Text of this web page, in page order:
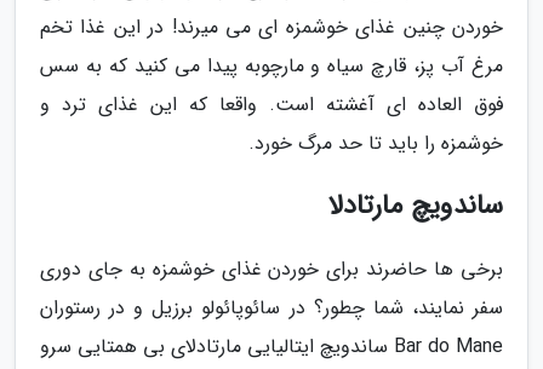
خوردن چنین غذای خوشمزه ای می میرند! در این غذا تخم
مرغ آب پز، قارچ سیاه و مارچوبه پیدا می کنید که به سس
فوق العاده ای آغشته است. واقعا که این غذای ترد و
خوشمزه را باید تا حد مرگ خورد.
ساندویچ مارتادلا
برخی ها حاضرند برای خوردن غذای خوشمزه به جای دوری
سفر نمایند، شما چطور؟ در سائوپائولو برزیل و در رستوران
Bar do Mane ساندویچ ایتالیایی مارتادلای بی همتایی سرو